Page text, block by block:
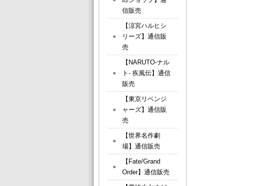
信販売
【涼宮ハルヒシ
リーズ】通信販
売
【NARUTO-ナル
ト- 疾風伝】通信
販売
【東京リベンジ
ャーズ】通信販
売
【世界名作劇
場】通信販売
【Fate/Grand
Order】通信販売